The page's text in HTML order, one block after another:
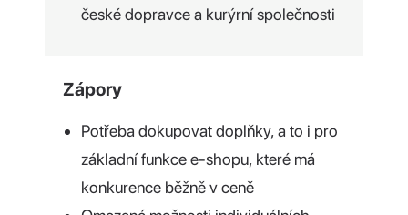
české dopravce a kurýrní společnosti
Zápory
Potřeba dokupovat doplňky, a to i pro
základní funkce e-shopu, které má
konkurence běžně v ceně